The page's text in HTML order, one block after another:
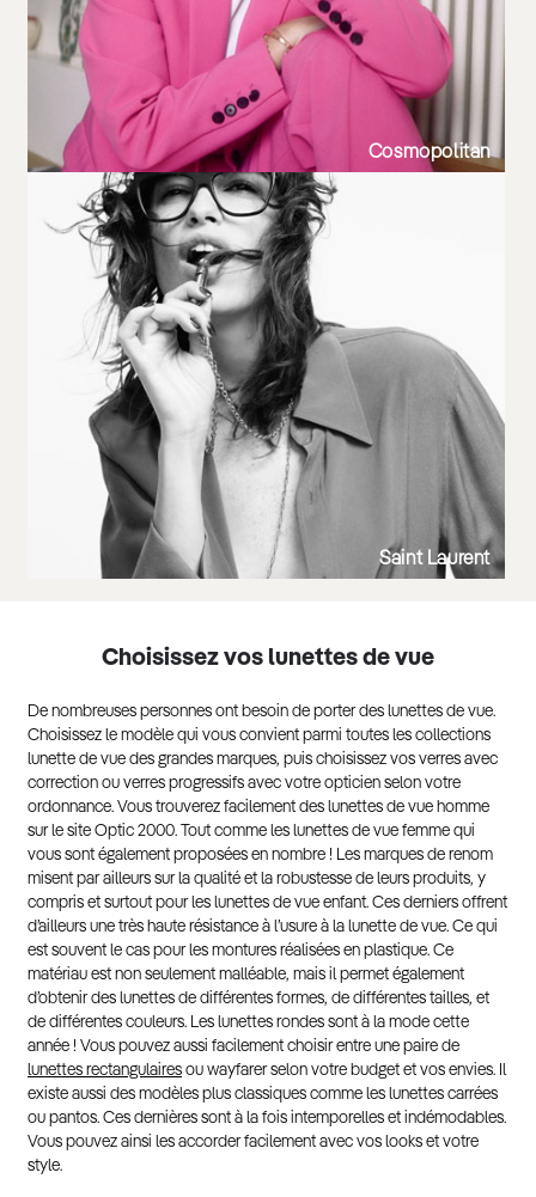
Cosmopolitan
Saint Laurent
Choisissez vos lunettes de vue
De nombreuses personnes ont besoin de porter des lunettes de vue.
Choisissez le modèle qui vous convient parmi toutes les collections
lunette de vue des grandes marques, puis choisissez vos verres avec
correction ou verres progressifs avec votre opticien selon votre
ordonnance. Vous trouverez facilement des lunettes de vue homme
sur le site Optic 2000. Tout comme les lunettes de vue femme qui
vous sont également proposées en nombre ! Les marques de renom
misent par ailleurs sur la qualité et la robustesse de leurs produits, y
compris et surtout pour les lunettes de vue enfant. Ces derniers offrent
d’ailleurs une très haute résistance à l’usure à la lunette de vue. Ce qui
est souvent le cas pour les montures réalisées en plastique. Ce
matériau est non seulement malléable, mais il permet également
d’obtenir des lunettes de différentes formes, de différentes tailles, et
de différentes couleurs. Les lunettes rondes sont à la mode cette
année ! Vous pouvez aussi facilement choisir entre une paire de
lunettes rectangulaires ou wayfarer selon votre budget et vos envies. Il
existe aussi des modèles plus classiques comme les lunettes carrées
ou pantos. Ces dernières sont à la fois intemporelles et indémodables.
Vous pouvez ainsi les accorder facilement avec vos looks et votre
style.